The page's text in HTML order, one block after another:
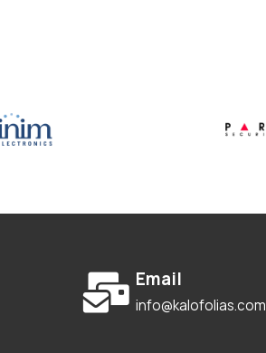
Email
info@kalofolias.com